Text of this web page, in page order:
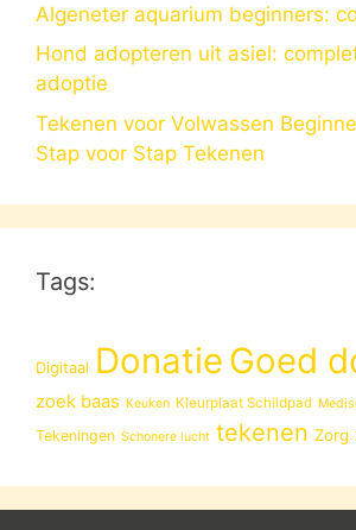
Algeneter aquarium beginners:
Hond adopteren uit asiel:
adoptie
Tekenen voor Volwassen
Stap voor Stap Tekenen
Tags:
Digitaal Donatie Goed
zoek baas Keuken Kleurplaat Schildpad
Tekeningen Schonere lucht tekenen Zorg